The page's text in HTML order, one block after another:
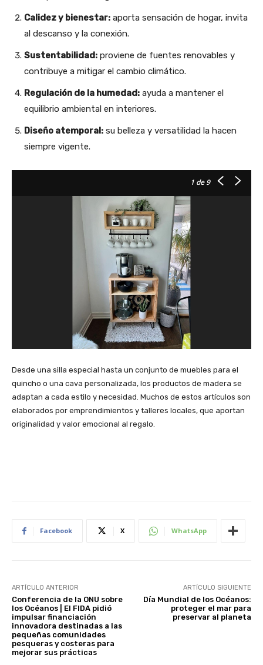
Calidez y bienestar: aporta sensación de hogar, invita
al descanso y la conexión.
Sustentabilidad: proviene de fuentes renovables y
contribuye a mitigar el cambio climático.
Regulación de la humedad: ayuda a mantener el
equilibrio ambiental en interiores.
Diseño atemporal: su belleza y versatilidad la hacen
siempre vigente.
1 de 9
Desde una silla especial hasta un conjunto de muebles para el
quincho o una cava personalizada, los productos de madera se
adaptan a cada estilo y necesidad. Muchos de estos artículos son
elaborados por emprendimientos y talleres locales, que aportan
originalidad y valor emocional al regalo.
Facebook X WhatsApp
ARTÍCULO ANTERIOR
Conferencia de la ONU sobre
los Océanos | El FIDA pidió
impulsar financiación
innovadora destinadas a las
pequeñas comunidades
pesqueras y costeras para
mejorar sus prácticas
ARTÍCULO SIGUIENTE
Día Mundial de los Océanos:
proteger el mar para
preservar al planeta